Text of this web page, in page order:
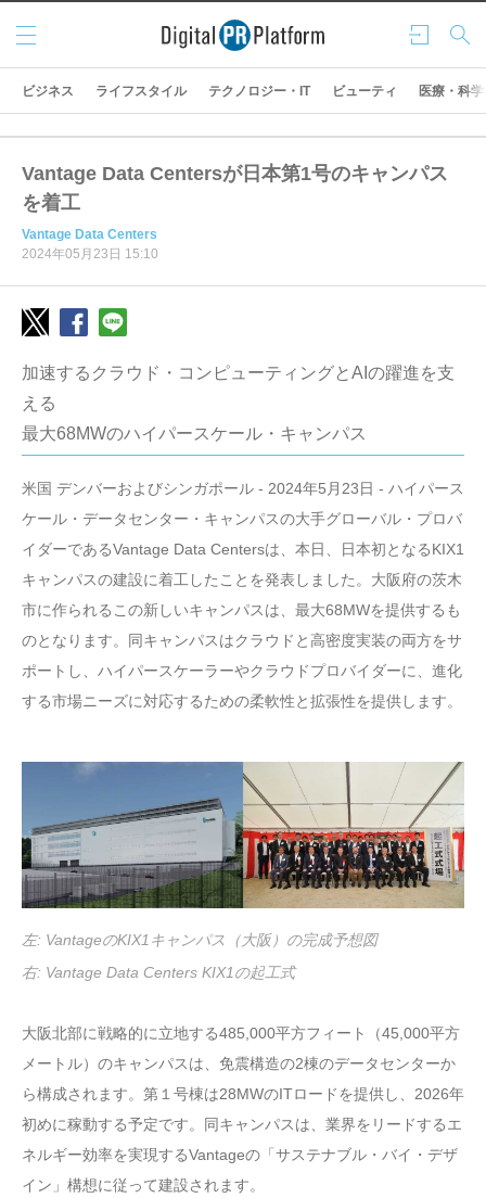
ログ
イン
検索
メニ
ュー
ビジネス ライフスタイル テクノロジー・IT ビューティ 医療・科学
Vantage Data Centersが日本第1号のキャンパス
を着工
Vantage Data Centers
2024年05月23日 15:10
加速するクラウド・コンピューティングとAIの躍進を支
える
最大68MWのハイパースケール・キャンパス
米国 デンバーおよびシンガポール - 2024年5月23日 - ハイパース
ケール・データセンター・キャンパスの大手グローバル・プロバ
イダーであるVantage Data Centersは、本日、日本初となるKIX1
キャンパスの建設に着工したことを発表しました。大阪府の茨木
市に作られるこの新しいキャンパスは、最大68MWを提供するも
のとなります。同キャンパスはクラウドと高密度実装の両方をサ
ポートし、ハイパースケーラーやクラウドプロバイダーに、進化
する市場ニーズに対応するための柔軟性と拡張性を提供します。
左: VantageのKIX1キャンパス（大阪）の完成予想図
右: Vantage Data Centers KIX1の起工式
大阪北部に戦略的に立地する485,000平方フィート（45,000平方
メートル）のキャンパスは、免震構造の2棟のデータセンターか
ら構成されます。第１号棟は28MWのITロードを提供し、2026年
初めに稼動する予定です。同キャンパスは、業界をリードするエ
ネルギー効率を実現するVantageの「サステナブル・バイ・デザ
イン」構想に従って建設されます。